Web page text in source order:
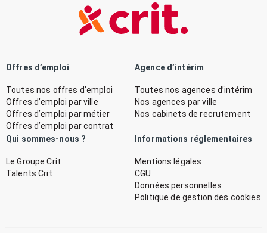
Offres d’emploi
Toutes nos offres d’emploi
Offres d’emploi par ville
Offres d’emploi par métier
Offres d’emploi par contrat
Agence d’intérim
Toutes nos agences d’intérim
Nos agences par ville
Nos cabinets de recrutement
Qui sommes-nous ?
Le Groupe Crit
Talents Crit
Informations réglementaires
Mentions légales
CGU
Données personnelles
Politique de gestion des cookies